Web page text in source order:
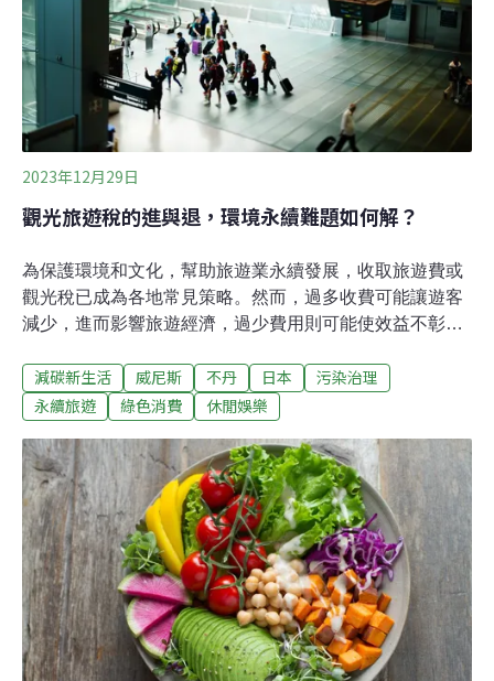
島稅」，希望能以價制量，平衡當地旅遊業的經濟利益以
及永續經營。究竟這樣的作法是否有效，其他國家應對觀
光發展的做法又
2023年12月29日
觀光旅遊稅的進與退，環境永續難題如何解？
為保護環境和文化，幫助旅遊業永續發展，收取旅遊費或
觀光稅已成為各地常見策略。然而，過多收費可能讓遊客
減少，進而影響旅遊經濟，過少費用則可能使效益不彰。
10月開始對旅客徵收每人100日圓的登島稅。與此同時，
旅遊稅行之多年的不丹卻宣布調降並砍半費額，希望藉此
是怎麼做的？隨著全球旅遊業蓬勃發展，一些熱門旅遊勝
地正面臨過度旅遊（overtourism）的問題，大量觀光客對
當地環境、社區和文化造成了負面影響。為了應對這些挑
戰，一些地方政府採取了新舉措，例如向遊客收取入場費
和觀光稅，最近，日本廣島廿日市開徵宮島的「登島
稅」，希望能以價制量，平衡當地旅遊業的經濟利益以及
永續經營。究竟這樣的作法是否有效，其他國家應對觀光
發展的做法又是如何呢？為減緩過度旅遊而加徵「登島
費」的宮島
減碳新生活 威尼斯 不丹 日本
污染治理
永續旅遊
綠色消費 休閒娛樂